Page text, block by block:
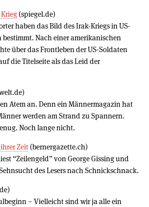
(spiegel.de)
haben das Bild des Irak-Kriegs in US-
Nach einer amerikanischen
über das Frontleben der US-Soldaten
die Titelseite als das Leid der
Atem an. Denn ein Männermagazin hat
werden am Strand zu Spannern.
Noch lange nicht.
Zeit (bernergazette.ch)
“Zeilengeld” von George Gissing und
des Lesers nach Schnickschnack.
– Vielleicht sind wir ja alle ein